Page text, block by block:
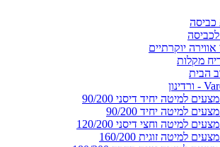
יוקרתיים
מקלות
הבית
למיטה יחיד דיסני 90/200
למיטה יחיד 90/200
למיטה וחצי דיסני 120/200
למיטה זוגית 160/200